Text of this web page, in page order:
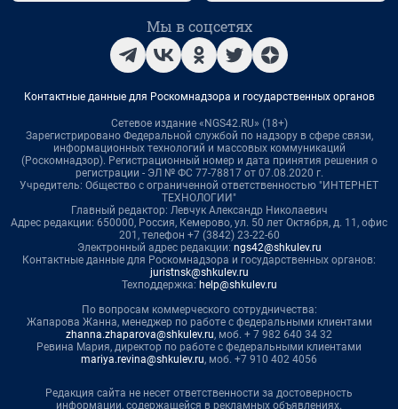
Мы в соцсетях
Контактные данные для Роскомнадзора и государственных органов
Сетевое издание «NGS42.RU» (18+)
Зарегистрировано Федеральной службой по надзору в сфере связи,
информационных технологий и массовых коммуникаций
(Роскомнадзор). Регистрационный номер и дата принятия решения о
регистрации - ЭЛ № ФС 77-78817 от 07.08.2020 г.
Учредитель: Общество с ограниченной ответственностью "ИНТЕРНЕТ
ТЕХНОЛОГИИ"
Главный редактор: Левчук Александр Николаевич
Адрес редакции: 650000, Россия, Кемерово, ул. 50 лет Октября, д. 11, офис
201, телефон +7 (3842) 23-22-60
Электронный адрес редакции: ngs42@shkulev.ru
Контактные данные для Роскомнадзора и государственных органов:
juristnsk@shkulev.ru
Техподдержка: help@shkulev.ru
По вопросам коммерческого сотрудничества:
Жапарова Жанна, менеджер по работе с федеральными клиентами
zhanna.zhaparova@shkulev.ru, моб. + 7 982 640 34 32
Ревина Мария, директор по работе с федеральными клиентами
mariya.revina@shkulev.ru, моб. +7 910 402 4056
Редакция сайта не несет ответственности за достоверность
информации, содержащейся в рекламных объявлениях.